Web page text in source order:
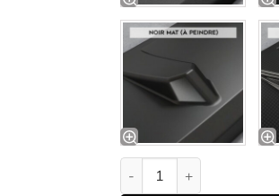
quantité de Lame de